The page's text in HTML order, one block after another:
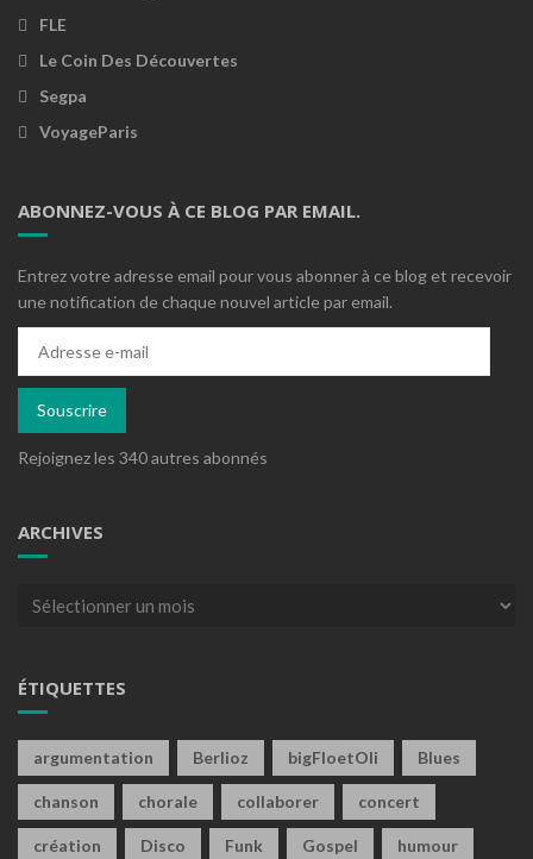
FLE
Le Coin Des Découvertes
Segpa
VoyageParis
ABONNEZ-VOUS À CE BLOG PAR EMAIL.
Entrez votre adresse email pour vous abonner à ce blog et recevoir
une notification de chaque nouvel article par email.
mail
Souscrire
Rejoignez les 340 autres abonnés
ARCHIVES
Archives
ÉTIQUETTES
argumentation Berlioz bigFloetOli Blues
chanson chorale collaborer concert
création Disco Funk Gospel humour